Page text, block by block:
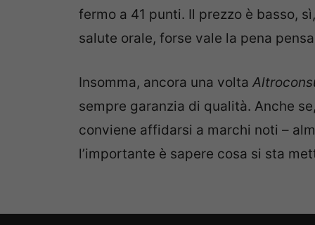
fermo a 41 punti. Il prezzo è basso,
salute orale, forse vale la pena
Insomma, ancora una volta
sempre garanzia di qualità. Anche
conviene affidarsi a marchi noti –
l’importante è sapere cosa si sta